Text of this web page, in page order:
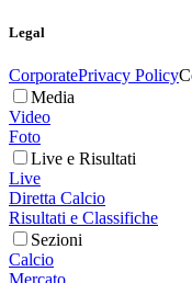
Legal
CorporatePrivacy Policy
Media
Video
Foto
Live e Risultati
Live
Diretta Calcio
Risultati e Classifiche
Sezioni
Calcio